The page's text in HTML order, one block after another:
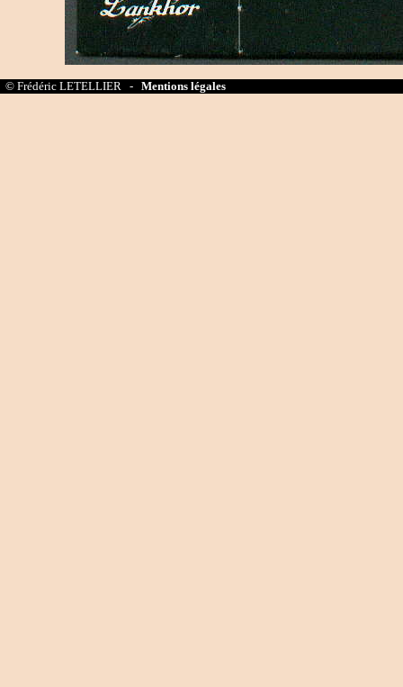
© Frédéric LETELLIER - Mentions légales